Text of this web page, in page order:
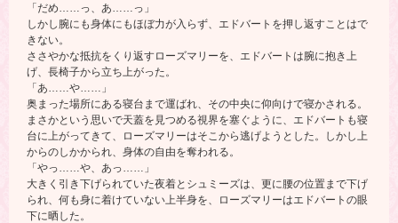
「だめ……っ、あ……っ」
しかし腕にも身体にもほぼ力が入らず、エドバートを押し返すことはで
きない。
ささやかな抵抗をくり返すローズマリーを、エドバートは腕に抱き上
げ、長椅子から立ち上がった。
「あ……や……」
奥まった場所にある寝台まで運ばれ、その中央に仰向けで寝かされる。
まさかという思いで天蓋を見つめる視界を塞ぐように、エドバートも寝
台に上がってきて、ローズマリーはそこから逃げようとした。しかし上
からのしかかられ、身体の自由を奪われる。
「やっ……や、あっ……」
大きく引き下げられていた夜着とシュミーズは、更に腰の位置まで下げ
られ、何も身に着けていない上半身を、ローズマリーはエドバートの眼
下に晒した。